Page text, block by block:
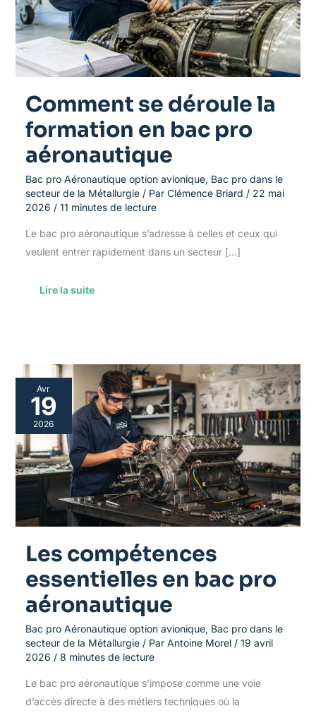
Comment se déroule la
formation en bac pro
aéronautique
Bac pro Aéronautique option avionique, Bac pro dans le
secteur de la Métallurgie/ Par Clémence Briard / 22 mai
2026 / 11 minutes de lecture
Le bac pro aéronautique s’adresse à celles et ceux qui
veulent entrer rapidement dans un secteur […]
aéronautique
Lire la suite
Avr
19
2026
Les compétences
essentielles en bac pro
aéronautique
Bac pro Aéronautique option avionique, Bac pro dans le
secteur de la Métallurgie/ Par Antoine Morel / 19 avril
2026 / 8 minutes de lecture
Le bac pro aéronautique s’impose comme une voie
d’accès directe à des métiers techniques où la
Les
compétences
essentielles
en
bac
pro
aéronautique